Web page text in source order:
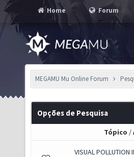
Home Forum
MEGAMU Mu Online Forum
Opções de Pesquisa
Tópico /
VISUAL POLLUTION